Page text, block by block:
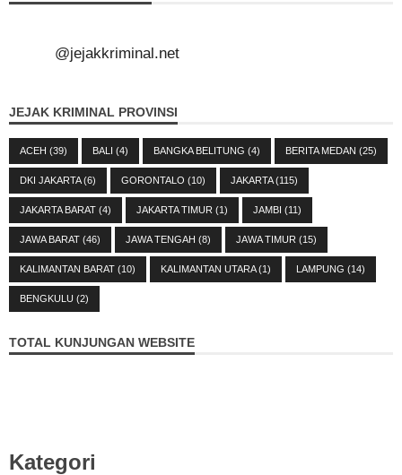
@jejakkriminal.net
JEJAK KRIMINAL PROVINSI
ACEH (39) BALI (4) BANGKA BELITUNG (4) BERITA MEDAN (25)
DKI JAKARTA(6) GORONTALO (10) JAKARTA(115)
JAKARTA BARAT (4) JAKARTA TIMUR (1) JAMBI (11)
JAWA BARAT (46) JAWA TENGAH (8) JAWA TIMUR (15)
KALIMANTAN BARAT (10) KALIMANTAN UTARA(1) LAMPUNG (14)
BENGKULU (2)
TOTAL KUNJUNGAN WEBSITE
Kategori